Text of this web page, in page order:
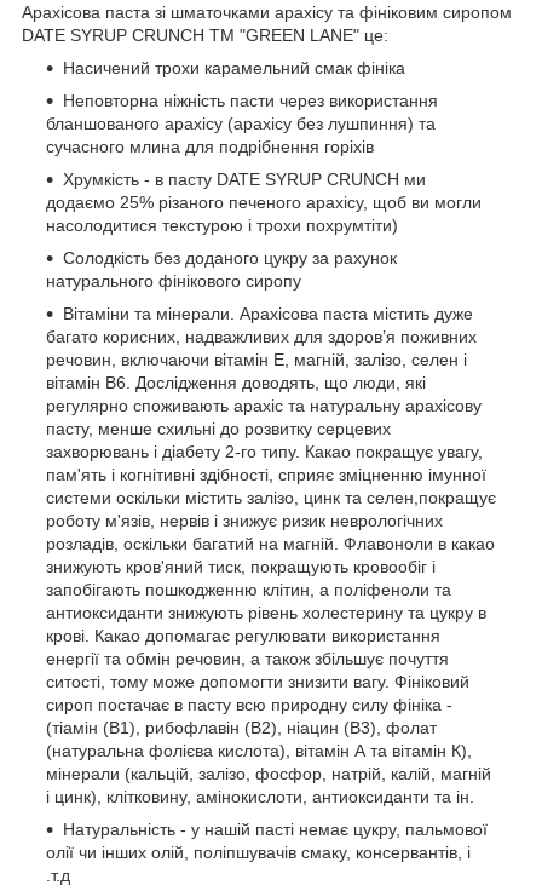
Арахісова паста зі шматочками арахісу та фініковим сиропом
DATE SYRUP CRUNCH ТМ "GREEN LANE" це:
Насичений трохи карамельний смак фініка
Неповторна ніжність пасти через використання
бланшованого арахісу (арахісу без лушпиння) та
сучасного млина для подрібнення горіхів
Хрумкість - в пасту DATE SYRUP CRUNCH ми
додаємо 25% різаного печеного арахісу, щоб ви могли
насолодитися текстурою і трохи похрумтіти)
Солодкість без доданого цукру за рахунок
натурального фінікового сиропу
Вітаміни та мінерали. Арахісова паста містить дуже
багато корисних, надважливих для здоров’я поживних
речовин, включаючи вітамін Е, магній, залізо, селен і
вітамін В6. Дослідження доводять, що люди, які
регулярно споживають арахіс та натуральну арахісову
пасту, менше схильні до розвитку серцевих
захворювань і діабету 2-го типу. Какао покращує увагу,
пам'ять і когнітивні здібності, сприяє зміцненню імунної
системи оскільки містить залізо, цинк та селен,покращує
роботу м'язів, нервів і знижує ризик неврологічних
розладів, оскільки багатий на магній. Флавоноли в какао
знижують кров'яний тиск, покращують кровообіг і
запобігають пошкодженню клітин, а поліфеноли та
антиоксиданти знижують рівень холестерину та цукру в
крові. Какао допомагає регулювати використання
енергії та обмін речовин, а також збільшує почуття
ситості, тому може допомогти знизити вагу. Фініковий
сироп постачає в пасту всю природну силу фініка -
(тіамін (B1), рибофлавін (B2), ніацин (B3), фолат
(натуральна фолієва кислота), вітамін А та вітамін К),
мінерали (кальцій, залізо, фосфор, натрій, калій, магній
і цинк), клітковину, амінокислоти, антиоксиданти та ін.
Натуральність - у нашій пасті немає цукру, пальмової
олії чи інших олій, поліпшувачів смаку, консервантів, і
.т.д